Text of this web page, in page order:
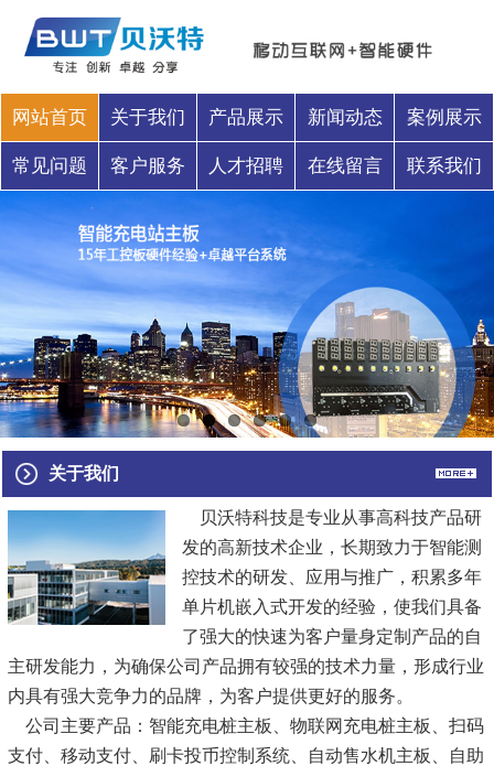
网站首页 关于我们 产品展示 新闻动态 案例展示
常见问题 客户服务 人才招聘 在线留言 联系我们
关于我们
贝沃特科技是专业从事高科技产品研
发的高新技术企业，长期致力于智能测
控技术的研发、应用与推广，积累多年
单片机嵌入式开发的经验，使我们具备
了强大的快速为客户量身定制产品的自
主研发能力，为确保公司产品拥有较强的技术力量，形成行业
内具有强大竞争力的品牌，为客户提供更好的服务。
公司主要产品：智能充电桩主板、物联网充电桩主板、扫码
支付、移动支付、刷卡投币控制系统、自动售水机主板、自助